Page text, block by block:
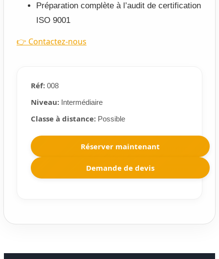
Préparation complète à l’audit de certification
ISO 9001
👉 Contactez-nous
Réf:008
Niveau:Intermédiaire
Classe à distance:Possible
Réserver maintenant
Demande de devis